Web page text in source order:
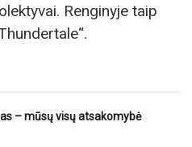
Renginyje taip
– mūsų visų atsakomybė